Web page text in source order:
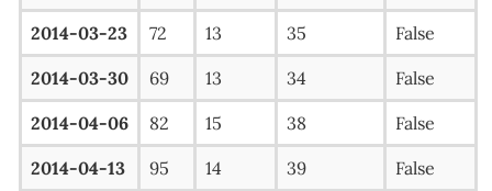
2014-03-23 72 13 35 False
2014-03-30 69 13 34 False
2014-04-06 82 15 38 False
2014-04-13 95 14 39 False